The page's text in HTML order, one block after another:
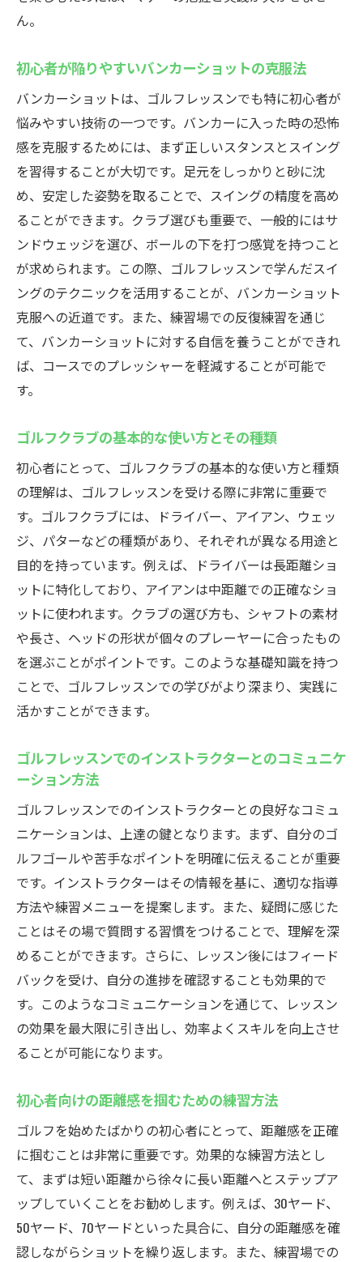
ん。
初心者が陥りやすいバンカーショットの克服法
バンカーショットは、ゴルフレッスンでも特に初心者が
悩みやすい技術の一つです。バンカーに入った時の恐怖
感を克服するためには、まず正しいスタンスとスイング
を習得することが大切です。足元をしっかりと砂に沈
め、安定した姿勢を取ることで、スイングの精度を高め
ることができます。クラブ選びも重要で、一般的にはサ
ンドウェッジを選び、ボールの下を打つ感覚を持つこと
が求められます。この際、ゴルフレッスンで学んだスイ
ングのテクニックを活用することが、バンカーショット
克服への近道です。また、練習場での反復練習を通じ
て、バンカーショットに対する自信を養うことができれ
ば、コースでのプレッシャーを軽減することが可能で
す。
ゴルフクラブの基本的な使い方とその種類
初心者にとって、ゴルフクラブの基本的な使い方と種類
の理解は、ゴルフレッスンを受ける際に非常に重要で
す。ゴルフクラブには、ドライバー、アイアン、ウェッ
ジ、パターなどの種類があり、それぞれが異なる用途と
目的を持っています。例えば、ドライバーは長距離ショ
ットに特化しており、アイアンは中距離での正確なショ
ットに使われます。クラブの選び方も、シャフトの素材
や長さ、ヘッドの形状が個々のプレーヤーに合ったもの
を選ぶことがポイントです。このような基礎知識を持つ
ことで、ゴルフレッスンでの学びがより深まり、実践に
活かすことができます。
ゴルフレッスンでのインストラクターとのコミュニケ
ーション方法
ゴルフレッスンでのインストラクターとの良好なコミュ
ニケーションは、上達の鍵となります。まず、自分のゴ
ルフゴールや苦手なポイントを明確に伝えることが重要
です。インストラクターはその情報を基に、適切な指導
方法や練習メニューを提案します。また、疑問に感じた
ことはその場で質問する習慣をつけることで、理解を深
めることができます。さらに、レッスン後にはフィード
バックを受け、自分の進捗を確認することも効果的で
す。このようなコミュニケーションを通じて、レッスン
の効果を最大限に引き出し、効率よくスキルを向上させ
ることが可能になります。
初心者向けの距離感を掴むための練習方法
ゴルフを始めたばかりの初心者にとって、距離感を正確
に掴むことは非常に重要です。効果的な練習方法とし
て、まずは短い距離から徐々に長い距離へとステップア
ップしていくことをお勧めします。例えば、30ヤード、
50ヤード、70ヤードといった具合に、自分の距離感を確
認しながらショットを繰り返します。また、練習場での